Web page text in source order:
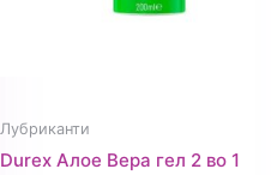
Лубриканти
Durex Алое Вера гел 2 во 1